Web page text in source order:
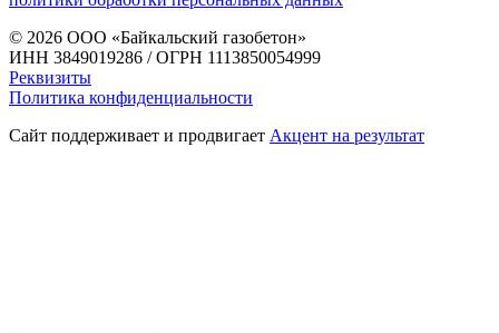
© 2026 ООО «Байкальский газобетон»
ИНН 3849019286 / ОГРН 1113850054999
Реквизиты
Политика конфиденциальности
Сайт поддерживает и продвигает Акцент на результат